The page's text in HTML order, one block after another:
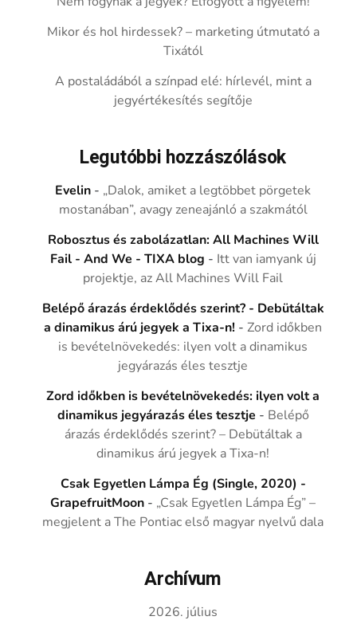
Mikor és hol hirdessek? – marketing útmutató a
Tixától
A postaládából a színpad elé: hírlevél, mint a
jegyértékesítés segítője
Legutóbbi hozzászólások
Evelin - „Dalok, amiket a legtöbbet pörgetek
mostanában”, avagy zeneajánló a szakmától
Robosztus és zabolázatlan: All Machines Will
Fail - And We - TIXA blog - Itt van iamyank új
projektje, az All Machines Will Fail
Belépő árazás érdeklődés szerint? - Debütáltak
a dinamikus árú jegyek a Tixa-n! -Zord időkben
is bevételnövekedés: ilyen volt a dinamikus
jegyárazás éles tesztje
Zord időkben is bevételnövekedés: ilyen volt a
dinamikus jegyárazás éles tesztje - Belépő
árazás érdeklődés szerint? – Debütáltak a
dinamikus árú jegyek a Tixa-n!
Csak Egyetlen Lámpa Ég (Single, 2020) -
GrapefruitMoon - „Csak Egyetlen Lámpa Ég” –
megjelent a The Pontiac első magyar nyelvű dala
Archívum
2026. július